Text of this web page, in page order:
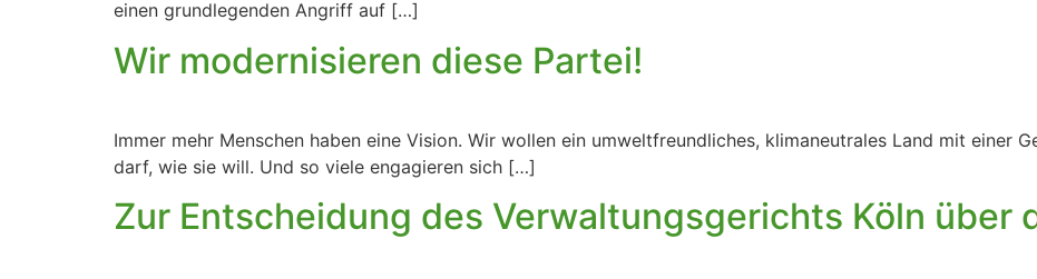
einen grundlegenden Angriff auf […]
Wir modernisieren diese Partei!
Immer mehr Menschen haben eine Vision. Wir wollen ein umweltfreundliches, klimaneutrales Land mit einer
darf, wie sie will. Und so viele engagieren sich […]
Zur Entscheidung des Verwaltungsgerichts Köln über